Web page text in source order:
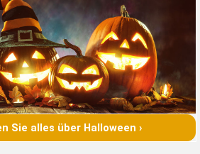
Sie alles über Halloween ›